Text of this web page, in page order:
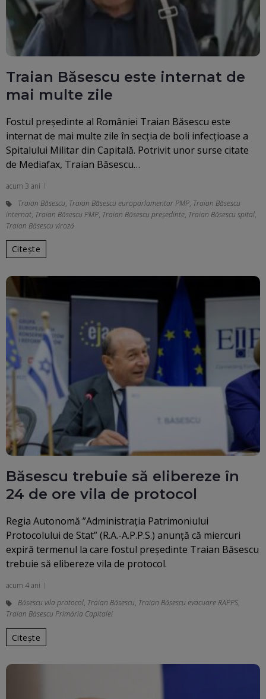
Traian Băsescu este internat de
mai multe zile
Fostul președinte al României Traian Băsescu este
internat de mai multe zile în secția de boli infecțioase a
Spitalului Militar din Capitală. Potrivit unor surse citate
de Mediafax, Traian Băsescu…
acum 3 ani
Traian Băsescu, Traian Băsescu europarlamentar PMP, Traian Băsescu
internat, Traian Băsescu PMP, Traian Băsescu președinte, Traian Băsescu spital,
Traian Băsescu viroză
Citește
Băsescu trebuie să elibereze în
24 de ore vila de protocol
Regia Autonomă ”Administraţia Patrimoniului
Protocolului de Stat” (R.A.-A.P.P.S.) anunţă că miercuri
expiră termenul la care fostul preşedinte Traian Băsescu
trebuie să elibereze vila de protocol.
acum 4 ani
Băsescu vila protocol, Traian Băsescu, Traian Băsescu evacuare RAPPS,
Traian Băsescu Primăria Capitalei
Citește